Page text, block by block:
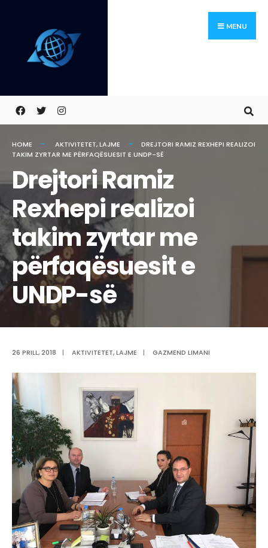
content
MENU
HOME AKTIVITETET,LAJME
DREJTORI RAMIZ REXHEPI REALIZOI
TAKIM ZYRTAR ME PËRFAQËSUESIT E UNDP-SË
Drejtori Ramiz
Rexhepi realizoi
takim zyrtar me
përfaqësuesit e
UNDP-së
26 PRILL, 2018 | AKTIVITETET,LAJME | GAZMEND LIMANI